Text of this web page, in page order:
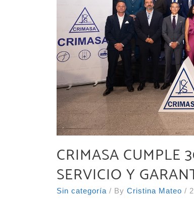
CRIMASA CUMPLE
SERVICIO Y
Sin categoría / By Cristina Mateo /